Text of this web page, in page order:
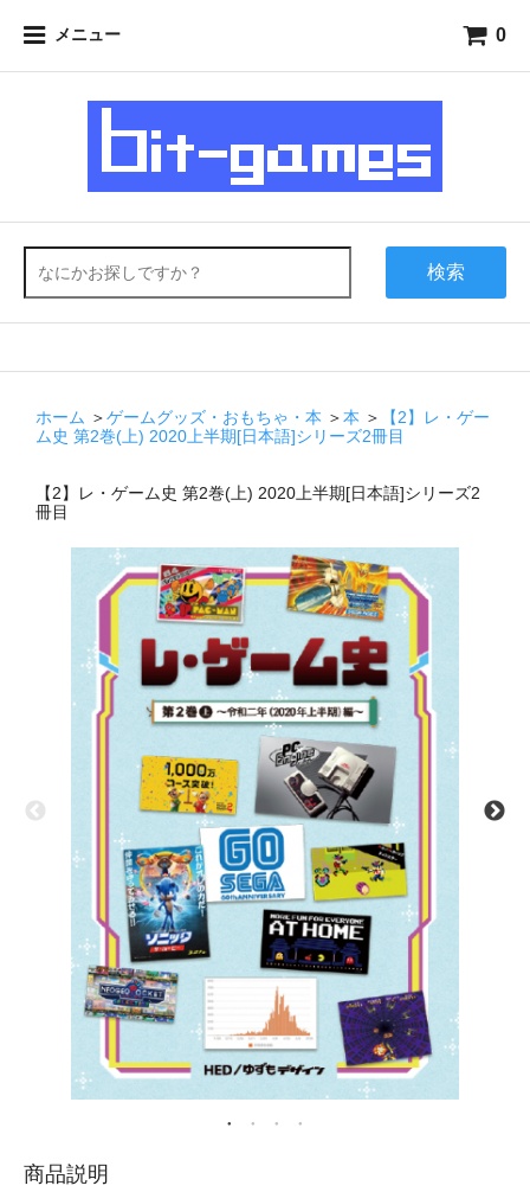
メニュー 0
検索
ホーム ＞ゲームグッズ・おもちゃ・本 ＞本 ＞
【2】レ・ゲー
ム史 第2巻(上) 2020上半期[日本語]シリーズ2冊目
【2】レ・ゲーム史 第2巻(上) 2020上半期[日本語]シリーズ2
冊目
商品説明